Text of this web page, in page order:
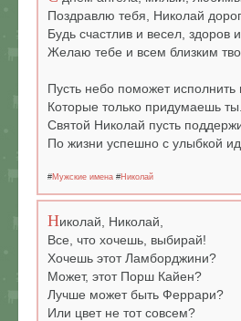
Поздравлю тебя, Николай
Будь счастлив и весел, здоров
Желаю тебе и всем близким
Пусть небо поможет исполнить
Которые только придумаешь ты.
Святой Николай пусть
По жизни успешно с улыбкой
#Мужские имена #Николай
Николай, Николай,
Все, что хочешь, выбирай!
Хочешь этот Ламборджини?
Может, этот Порш Кайен?
Лучше может быть Феррари?
Или цвет не тот совсем?